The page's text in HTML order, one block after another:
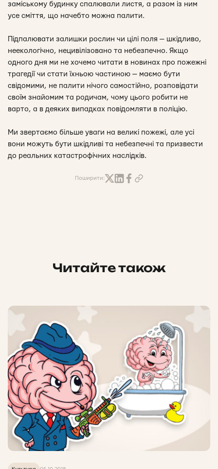
заміському будинку спалювали листя, а разом із ним
усе сміття, що начебто можна палити.
Підпалювати залишки рослин чи цілі поля — шкідливо,
неекологічно, нецивілізовано та небезпечно. Якщо
одного дня ми не хочемо читати в новинах про пожежні
трагедії чи стати їхньою частиною — маємо бути
свідомими, не палити нічого самостійно, розповідати
своїм знайомим та родичам, чому цього робити не
варто, а в деяких випадках повідомляти в поліцію.
Ми звертаємо більше уваги на великі пожежі, але усі
вони можуть бути шкідливі та небезпечні та призвести
до реальних катастрофічних наслідків.
Поширити:
Читайте також